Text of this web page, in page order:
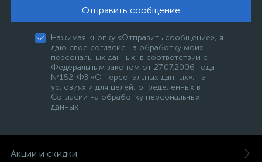
Отправить сообщение
Нажимая кнопку «Отправить сообщение», я
даю свое согласие на обработку моих
персональных данных, в соответствии с
Федеральным законом от 27.07.2006 года
№152-ФЗ «О персональных данных», на
условиях и для целей, определенных в
Согласии на обработку персональных
данных
Акции и скидки